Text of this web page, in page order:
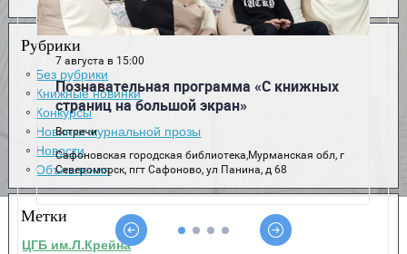
Рубрики
Без рубрики
Книжные новинки
Конкурсы
Новинки журнальной прозы
Новости
Объявления
Метки
ЦГБ им.Л.Крейна